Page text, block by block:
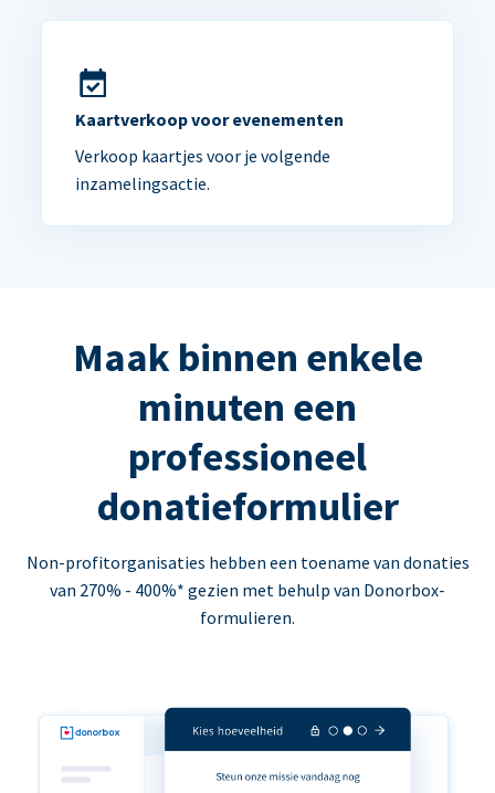
Kaartverkoop voor evenementen
Verkoop kaartjes voor je volgende
inzamelingsactie.
Maak binnen enkele
minuten een
professioneel
donatieformulier
Non-profitorganisaties hebben een toename van donaties
van 270% - 400%* gezien met behulp van Donorbox-
formulieren.